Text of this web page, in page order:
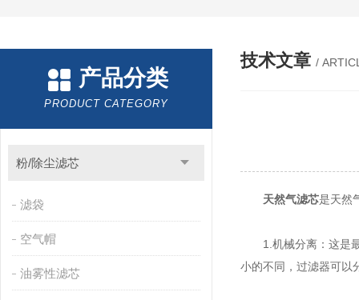
产品分类
PRODUCT CATEGORY
粉/除尘滤芯
滤袋
空气帽
油雾性滤芯
技术文章 /
天然气滤芯是天然
1.机械分离：这是最
小的不同，过滤器可以